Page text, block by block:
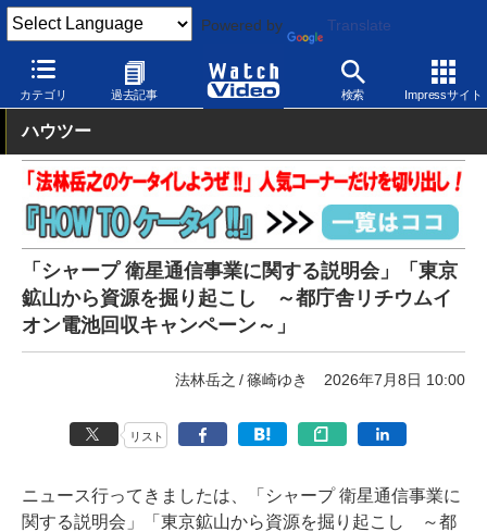
Powered by Translate
カテゴリ 過去記事 検索 Impressサイト
Watch Video 発表会 ドコモ
ハウツー
「シャープ 衛星通信事業に関する説明会」「東京
鉱山から資源を掘り起こし ～都庁舎リチウムイ
オン電池回収キャンペーン～」
法林岳之 篠崎ゆき 2026年7月8日 10:00
リスト
ニュース行ってきましたは、「シャープ 衛星通信事業に
関する説明会」「東京鉱山から資源を掘り起こし ～都